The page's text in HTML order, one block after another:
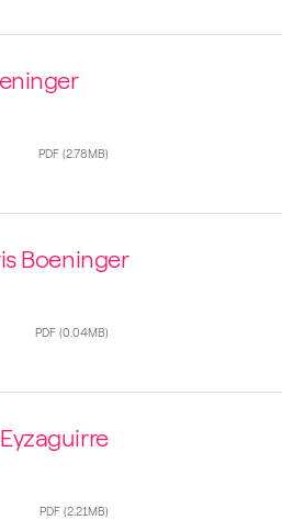
PDF (2.78MB)
Boeninger
PDF (0.04MB)
PDF (2.21MB)